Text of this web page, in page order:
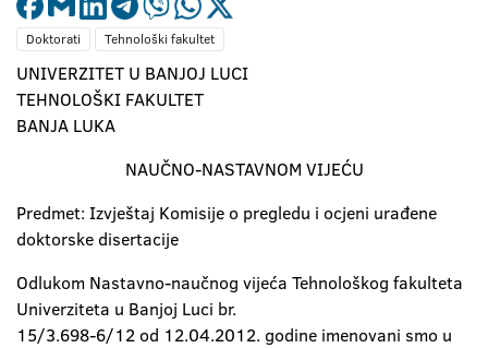
Doktorati Tehnološki fakultet
UNIVERZITET U BANJOJ LUCI
TEHNOLOŠKI FAKULTET
BANJA LUKA
NAUČNO-NASTAVNOM VIJEĆU
Predmet: Izvještaj Komisije o pregledu i ocjeni urađene
doktorske disertacije
Odlukom Nastavno-naučnog vijeća Tehnološkog fakulteta
Univerziteta u Banjoj Luci br.
15/3.698-6/12 od 12.04.2012. godine imenovani smo u